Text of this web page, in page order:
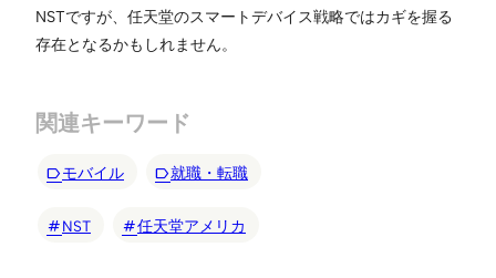
NSTですが、任天堂のスマートデバイス戦略ではカギを握る
存在となるかもしれません。
関連キーワード
モバイル 就職・転職
NST 任天堂アメリカ